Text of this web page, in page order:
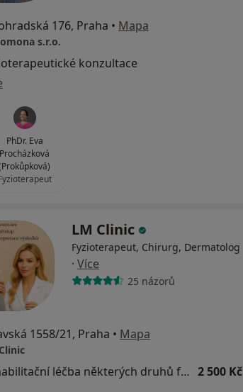
176, Praha • Mapa
s.r.o.
konzultace
PhDr. Eva
Procházková
LM Clinic
Fyzioterapeut, Chirurg, Dermatolog
· Více
25 názorů
1558/21, Praha • Mapa
Rehabilitační léčba některých druhů funkční sterility metodou L. Mojžíšové 2 500 Kč